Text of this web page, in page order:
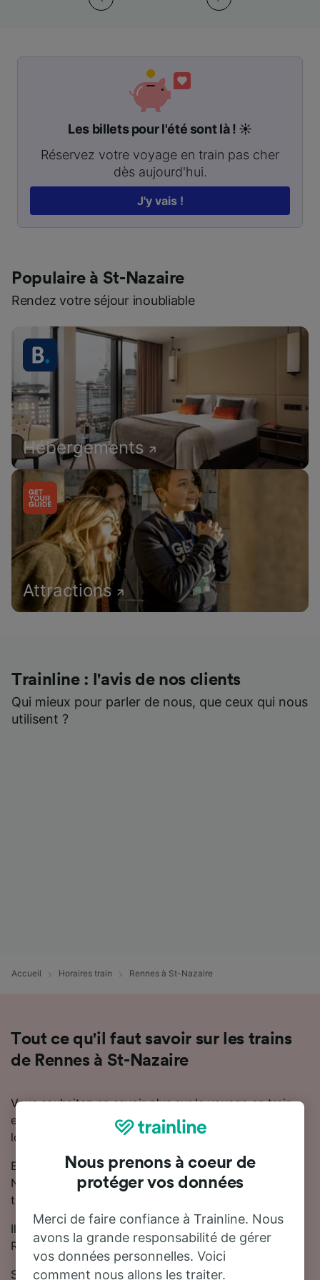
Les billets pour l'été sont là ! ☀️
Réservez votre voyage en train pas cher
dès aujourd'hui.
J'y vais !
Populaire à St-Nazaire
Rendez votre séjour inoubliable
Hébergements
Attractions
Trainline : l'avis de nos clients
Qui mieux pour parler de nous, que ceux qui nous
utilisent ?
Accueil Horaires train Rennes à St-Nazaire
Tout ce qu'il faut savoir sur les trains
de Rennes à St-Nazaire
Vous souhaitez en savoir plus sur le voyage en train
entre Rennes et St-Nazaire ? Ne cherchez pas plus
loin.
En moyenne, le trajet en train entre Rennes et St-
Nazaire dure 3 heures. Chaque jour, environ 21 trains
trains circulent sur cette ligne.
Il y aura 1 correspondance lors de votre trajet entre
Rennes et St-Nazaire, car il n'y a pas de train direct.
Sur cette ligne, les trains sont exploités par TGV et
Nous prenons à coeur de
protéger vos données
Merci de faire confiance à Trainline. Nous
avons la grande responsabilité de gérer
vos données personnelles. Voici
comment nous allons les traiter.